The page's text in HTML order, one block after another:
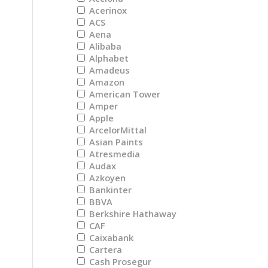
Acerinox
ACS
Aena
Alibaba
Alphabet
Amadeus
Amazon
American Tower
Amper
Apple
ArcelorMittal
Asian Paints
Atresmedia
Audax
Azkoyen
Bankinter
BBVA
Berkshire Hathaway
CAF
Caixabank
Cartera
Cash Prosegur